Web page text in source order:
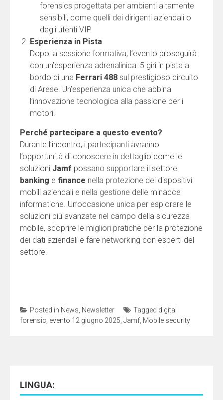
forensics progettata per ambienti altamente
sensibili, come quelli dei dirigenti aziendali o
degli utenti VIP.
Esperienza in Pista
Dopo la sessione formativa, l’evento proseguirà
con un’esperienza adrenalinica: 5 giri in pista a
bordo di una Ferrari 488 sul prestigioso circuito
di Arese. Un’esperienza unica che abbina
l’innovazione tecnologica alla passione per i
motori.
Perché partecipare a questo evento?
Durante l’incontro, i partecipanti avranno
l’opportunità di conoscere in dettaglio come le
soluzioni Jamf possano supportare il settore
banking e finance nella protezione dei dispositivi
mobili aziendali e nella gestione delle minacce
informatiche. Un’occasione unica per esplorare le
soluzioni più avanzate nel campo della sicurezza
mobile, scoprire le migliori pratiche per la protezione
dei dati aziendali e fare networking con esperti del
settore.
Posted in News Newsletter Tagged digital
forensic evento 12 giugno 2025 Jamf Mobile security
LINGUA: